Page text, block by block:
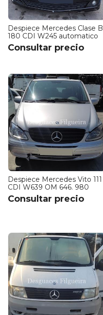
Despiece Mercedes Clase B
180 CDI W245 automatico
Consultar precio
Despiece Mercedes Vito 111
CDI W639 OM 646. 980
Consultar precio